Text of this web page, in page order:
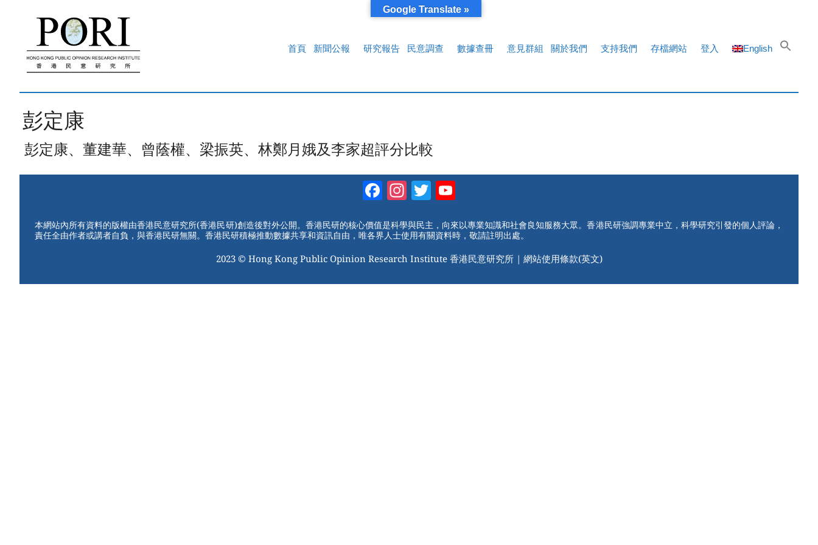
首頁
新聞公報 研究報告 民意調查 數據查冊 意見群組 關於我們 支持我們 存檔網站 登入 English
彭定康
彭定康、董建華、曾蔭權、梁振英、林鄭月娥及李家超評分比較
Facebook
Instagram
Twitter
本網站內所有資料的版權由香港民意研究所(香港民研)創造後對外公開。香港民研的核心價值是科學與民主，向來以專業知識和社會良知服務大眾。香港民研強調專業中立，科學研究引發的個人評論，
責任全由作者或講者自負，與香港民研無關。香港民研積極推動數據共享和資訊自由，唯各界人士使用有關資料時，敬請註明出處。
2023 © Hong Kong Public Opinion Research Institute 香港民意研究所 | 網站使用條款(英文)
Google Translate »